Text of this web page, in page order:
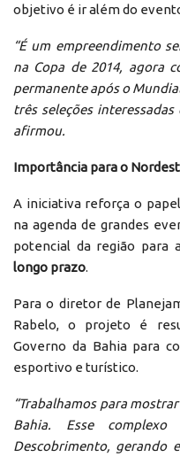
objetivo é ir além do
“É um empreendimento
na Copa de 2014, agora
permanente após o
três seleções
afirmou.
Importância para o
A iniciativa reforça o
na agenda de grandes
potencial da região para
longo prazo.
Para o diretor de
Rabelo, o projeto é
Governo da Bahia para
esportivo e turístico.
“Trabalhamos para
Bahia. Esse
Descobrimento, gerando